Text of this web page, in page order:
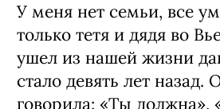
У меня нет семьи, все
толь­ко тетя и дядя во
ушел из нашей жизни
стало девять лет назад.
говорила: «Ты должна»,